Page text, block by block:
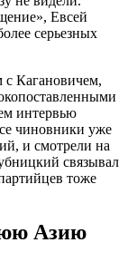
Евсей
серьезных
с Кагановичем,
интервью
чиновники уже
и смотрели на
связывал
тоже
Азию